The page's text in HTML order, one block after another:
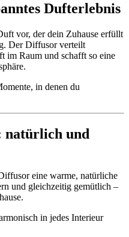
Dufterlebnis
vor, der dein Zuhause erfüllt
Der Diffusor verteilt
im Raum und schafft so eine
in denen du
natürlich und
eine warme, natürliche
und gleichzeitig gemütlich –
in jedes Interieur